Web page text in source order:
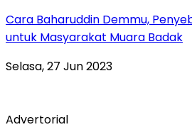
Cara Baharuddin Demmu,
untuk Masyarakat Muara Badak
Selasa, 27 Jun 2023
Advertorial